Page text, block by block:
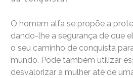
O homem alfa se propõe a
dando-lhe a segurança de que
o seu caminho de conquista
mundo. Pode também utilizar
desvalorizar a mulher até de